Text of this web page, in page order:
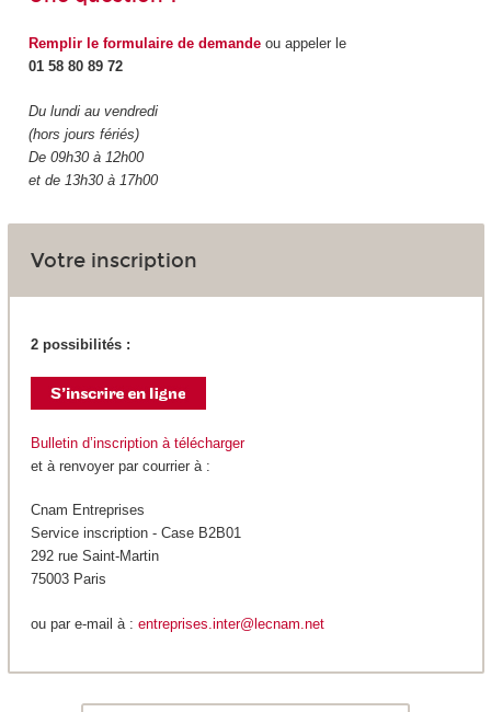
Remplir le formulaire de demandeou appeler le
01 58 80 89 72
Du lundi au vendredi
(hors jours fériés)
De 09h30 à 12h00
et de 13h30 à 17h00
Votre inscription
2 possibilités :
Bulletin d’inscription à télécharger
et à renvoyer par courrier à :
Cnam Entreprises
Service inscription - Case B2B01
292 rue Saint-Martin
75003 Paris
ou par e-mail à : entreprises.inter@lecnam.net